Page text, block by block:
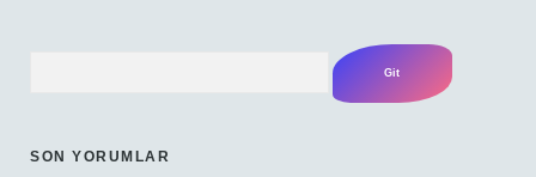
SON YORUMLAR